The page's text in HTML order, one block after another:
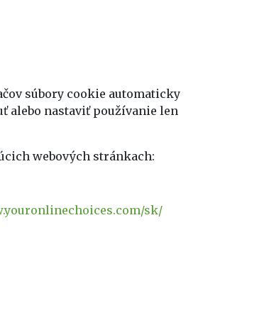
súbory cookie automaticky
alebo nastaviť používanie len
webových stránkach:
sk/